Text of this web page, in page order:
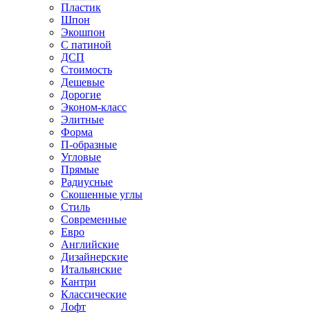
Пластик
Шпон
Экошпон
С патиной
ДСП
Стоимость
Дешевые
Дорогие
Эконом-класс
Элитные
Форма
П-образные
Угловые
Прямые
Радиусные
Скошенные углы
Стиль
Современные
Евро
Английские
Дизайнерские
Итальянские
Кантри
Классические
Лофт